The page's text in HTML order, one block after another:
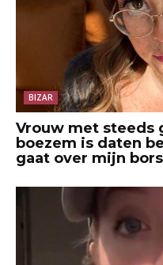
BIZAR
Vrouw met steeds
boezem is daten
gaat over mijn